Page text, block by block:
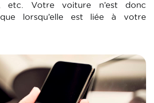
etc. Votre voiture n’est donc
que lorsqu’elle est liée à votre